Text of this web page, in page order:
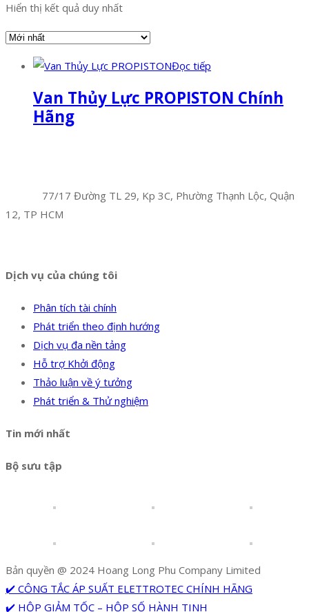
Hiển thị kết quả duy nhất
Đọc tiếp
Van Thủy Lực PROPISTON Chính
Hãng
77/17 Đường TL 29, Kp 3C, Phường Thạnh Lộc, Quận
12, TP HCM
Dịch vụ của chúng tôi
Phân tích tài chính
Phát triển theo định hướng
Dịch vụ đa nền tảng
Hỗ trợ Khởi động
Thảo luận về ý tưởng
Phát triển & Thử nghiệm
Tin mới nhất
Bộ sưu tập
Bản quyền @ 2024 Hoang Long Phu Company Limited
✔️ CÔNG TẮC ÁP SUẤT ELETTROTEC CHÍNH HÃNG
✔️ HỘP GIẢM TỐC – HỘP SỐ HÀNH TINH